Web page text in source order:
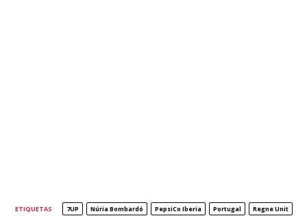
ETIQUETAS 7UP Núria Bombardó PepsiCo Iberia Portugal Regne Unit